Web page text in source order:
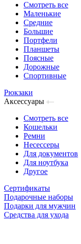
Смотреть все
Маленькие
Средние
Большие
Портфели
Планшеты
Поясные
Дорожные
Спортивные
Рюкзаки
Аксессуары
Смотреть все
Кошельки
Ремни
Несессеры
Для документов
Для ноутбука
Другое
Сертификаты
Подарочные наборы
Подарки для мужчин
Средства для ухода